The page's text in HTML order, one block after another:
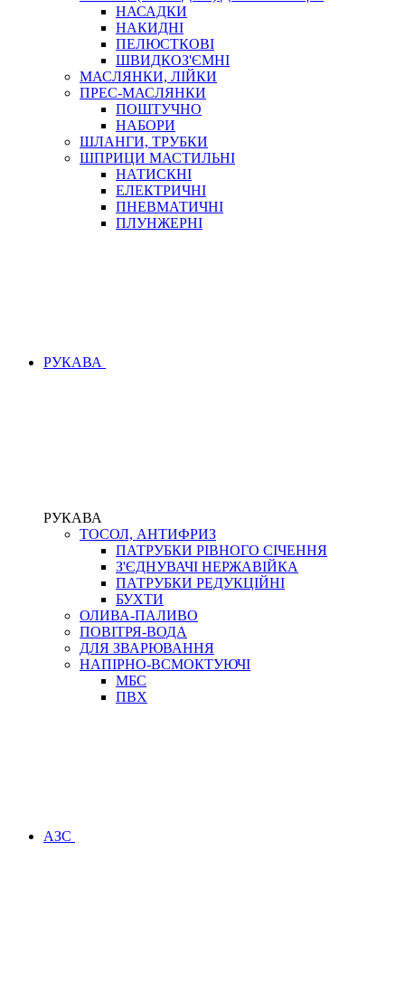
НАСАДКИ
НАКИДНІ
ПЕЛЮСТКОВІ
ШВИДКОЗ'ЄМНІ
МАСЛЯНКИ, ЛІЙКИ
ПРЕС-МАСЛЯНКИ
ПОШТУЧНО
НАБОРИ
ШЛАНГИ, ТРУБКИ
ШПРИЦИ МАСТИЛЬНІ
НАТИСКНІ
ЕЛЕКТРИЧНІ
ПНЕВМАТИЧНІ
ПЛУНЖЕРНІ
РУКАВА
РУКАВА
ТОСОЛ, АНТИФРИЗ
ПАТРУБКИ РІВНОГО СІЧЕННЯ
З'ЄДНУВАЧІ НЕРЖАВІЙКА
ПАТРУБКИ РЕДУКЦІЙНІ
БУХТИ
ОЛИВА-ПАЛИВО
ПОВІТРЯ-ВОДА
ДЛЯ ЗВАРЮВАННЯ
НАПІРНО-ВСМОКТУЮЧІ
МБС
ПВХ
АЗС